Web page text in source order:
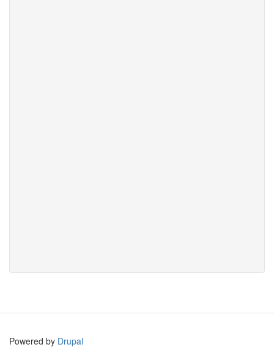
Powered by Drupal